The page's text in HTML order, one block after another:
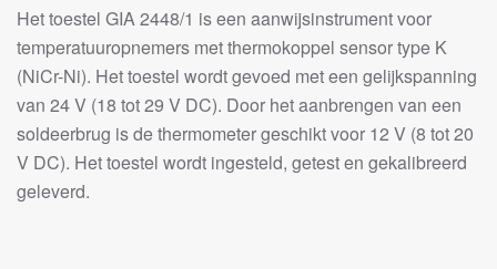
Het toestel GIA 2448/1 is een aanwijsinstrument voor
temperatuuropnemers met thermokoppel sensor type K
(NiCr-Ni). Het toestel wordt gevoed met een gelijkspanning
van 24 V (18 tot 29 V DC). Door het aanbrengen van een
soldeerbrug is de thermometer geschikt voor 12 V (8 tot 20
V DC). Het toestel wordt ingesteld, getest en gekalibreerd
geleverd.